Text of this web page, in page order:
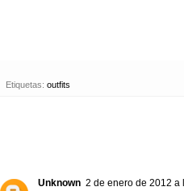
Etiquetas: outfits
Unknown 2 de enero de 2012 a